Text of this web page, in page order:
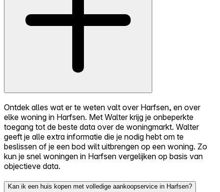
Ontdek alles wat er te weten valt over Harfsen, en over
elke woning in Harfsen. Met Walter krijg je onbeperkte
toegang tot de beste data over de woningmarkt. Walter
geeft je alle extra informatie die je nodig hebt om te
beslissen of je een bod wilt uitbrengen op een woning. Zo
kun je snel woningen in Harfsen vergelijken op basis van
objectieve data.
Kan ik een huis kopen met volledige aankoopservice in Harfsen?